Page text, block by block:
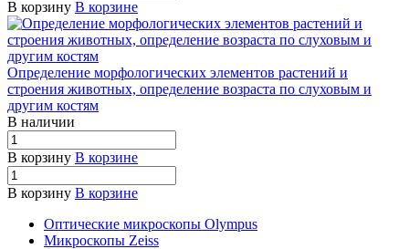
В корзину В корзине
Определение морфологических элементов растений и
строения животных, определение возраста по слуховым и
другим костям
В наличии
В корзину В корзине
В корзину В корзине
Оптические микроскопы Olympus
Микроскопы Zeiss